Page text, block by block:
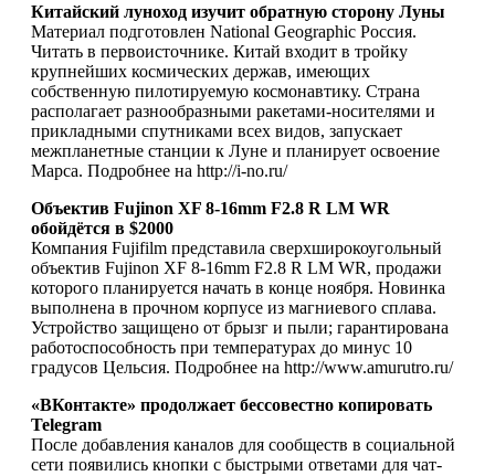
Китайский луноход изучит обратную сторону Луны
Материал подготовлен National Geographic Россия.
Читать в первоисточнике. Китай входит в тройку
крупнейших космических держав, имеющих
собственную пилотируемую космонавтику. Страна
располагает разнообразными ракетами-носителями и
прикладными спутниками всех видов, запускает
межпланетные станции к Луне и планирует освоение
Марса. Подробнее на http://i-no.ru/
Объектив Fujinon XF 8-16mm F2.8 R LM WR
обойдётся в $2000
Компания Fujifilm представила сверхширокоугольный
объектив Fujinon XF 8-16mm F2.8 R LM WR, продажи
которого планируется начать в конце ноября. Новинка
выполнена в прочном корпусе из магниевого сплава.
Устройство защищено от брызг и пыли; гарантирована
работоспособность при температурах до минус 10
градусов Цельсия. Подробнее на http://www.amurutro.ru/
«ВКонтакте» продолжает бессовестно копировать
Telegram
После добавления каналов для сообществ в социальной
сети появились кнопки с быстрыми ответами для чат-